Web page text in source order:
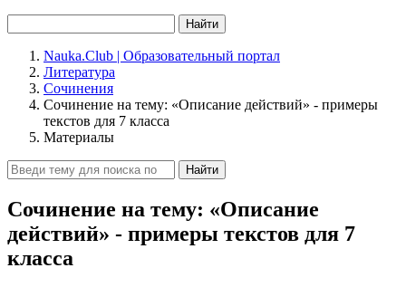
Найти
Nauka.Club | Образовательный портал
Литература
Сочинения
Сочинение на тему: «Описание действий» - примеры
текстов для 7 класса
Материалы
Найти
Сочинение на тему: «Описание
действий» - примеры текстов для 7
класса